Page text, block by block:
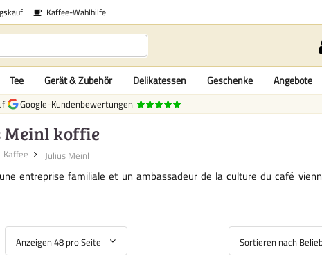
Kaffee-Wahlhilfe
Tee Gerät & Zubehör Delikatessen Geschenke Angebote
Google-Kundenbewertungen
Meinl koffie
Kaffee Julius Meinl
entreprise familiale et un ambassadeur de la culture du café